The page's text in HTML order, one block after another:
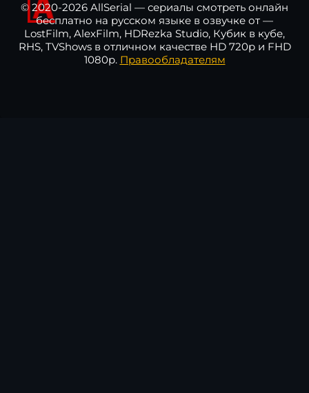
© 2020-2026 AllSerial — сериалы смотреть онлайн
бесплатно на русском языке в озвучке от —
LostFilm, AlexFilm, HDRezka Studio, Кубик в кубе,
RHS, TVShows в отличном качестве HD 720p и FHD
1080p. Правообладателям